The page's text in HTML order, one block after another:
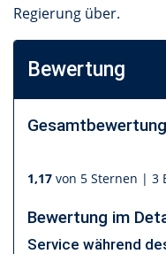
Regierung über.
Bewertung
Gesamtbewertung
1,17 von 5 Sternen | 3
Bewertung im
Service während